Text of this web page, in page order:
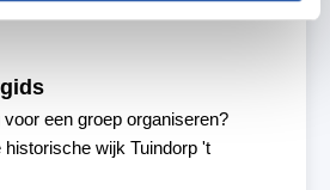
een groep organiseren?
historische wijk Tuindorp 't